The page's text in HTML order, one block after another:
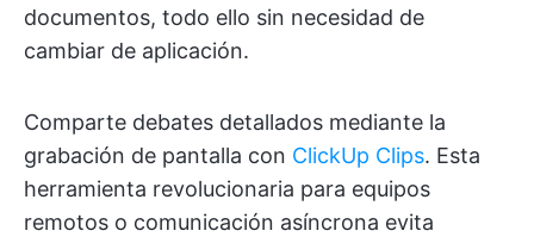
documentos, todo ello sin necesidad de
cambiar de aplicación.
Comparte debates detallados mediante la
grabación de pantalla con ClickUp Clips. Esta
herramienta revolucionaria para equipos
remotos o comunicación asíncrona evita